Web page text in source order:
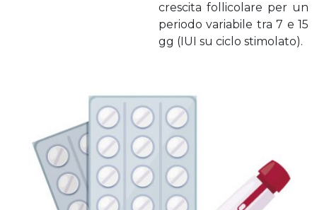
crescita follicolare per un
periodo variabile tra 7 e 15
gg (IUI su ciclo stimolato).